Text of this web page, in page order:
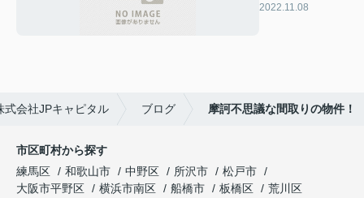
2022.11.08
式会社JPキャピタル ブログ 摩訶不思議な間取りの物件！
市区町村から探す
練馬区
和歌山市 中野区 所沢市
松戸市
大阪市平野区
横浜市南区 船橋市 板橋区
荒川区